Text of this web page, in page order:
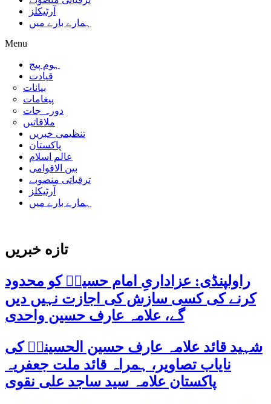
آرٹیکلز
ہمارے بارے میں
Menu
ہوم پیج
قیادت
بیانات
پیغامات
دورہ جات
ملاقاتیں
تنظیمی خبریں
پاکستان
عالم اسلام
بین الاقوامی
ترقیاتی منصوبے
آرٹیکلز
ہمارے بارے میں
تازه خبریں
راولپنڈی: عزاداریِ امام حسینؑ کو محدود
کرنے کی کسی سازش کی اجازت نہیں دیں
گے، علامہ عارف حسین واحدی
شہید قائد علامہ عارف حسین الحسینیؒ کی
نایاب تصاویر، ہمراہ قائد ملت جعفریہ
پاکستان علامہ سید ساجد علی نقوی